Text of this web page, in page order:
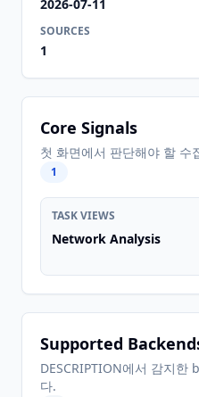
2026-07-11
SOURCES
1
Core Signals
첫 화면에서 판단해야 할 수
1
TASK VIEWS
Network Analysis
Supported
DESCRIPTION에서 감지
다.